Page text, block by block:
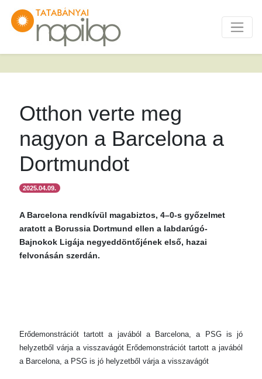
Otthon verte meg
nagyon a Barcelona a
Dortmundot
2025.04.09.
A Barcelona rendkívül magabiztos, 4–0-s győzelmet
aratott a Borussia Dortmund ellen a labdarúgó-
Bajnokok Ligája negyeddöntőjének első, hazai
felvonásán szerdán.
Erődemonstrációt tartott a javából a Barcelona, a PSG is jó
helyzetből várja a visszavágót Erődemonstrációt tartott a javából
a Barcelona, a PSG is jó helyzetből várja a visszavágót